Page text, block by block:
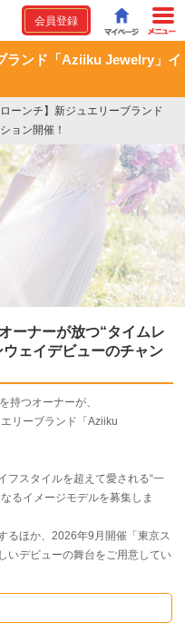
会員登録
ランド「Aziiku Jewelry」イ
ローンチ】新ジュエリーブランド
ョン開催！
ーナーが放つ“タイムレ
ェイデビューのチャン
持つオーナーが、
リーブランド「Aziiku
フスタイルを超えて愛される“一
るイメージモデルを募集しま
るほか、2026年9月開催「東京ス
いデビューの舞台をご用意してい